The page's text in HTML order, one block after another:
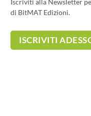
Iscriviti alla Newsletter
di BitMAT Edizioni.